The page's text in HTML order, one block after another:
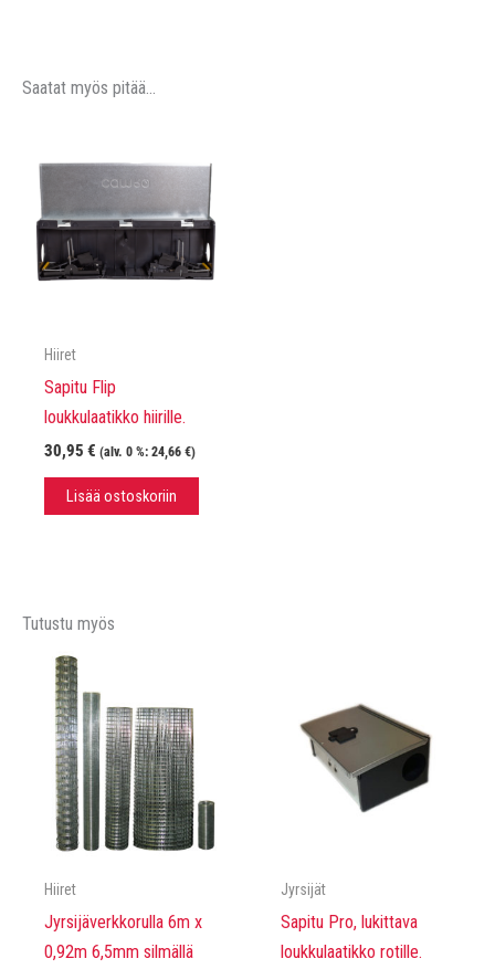
Saatat myös pitää...
Hiiret
Sapitu Flip
loukkulaatikko hiirille.
30,95 € (alv. 0 %: 24,66 €)
Lisää ostoskoriin
Tutustu myös
Hiiret
Jyrsijäverkkorulla 6m x
0,92m 6,5mm silmällä
Jyrsijät
Sapitu Pro, lukittava
loukkulaatikko rotille.